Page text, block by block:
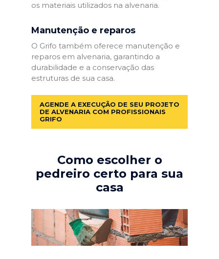
os materiais utilizados na alvenaria.
Manutenção e reparos
O Grifo também oferece manutenção e
reparos em alvenaria, garantindo a
durabilidade e a conservação das
estruturas de sua casa.
AGENDE A EXECUÇÃO DE SEU PROJETO
DE ALVENARIA COM PROFISSIONAIS
GRIFO
Como escolher o
pedreiro certo para sua
casa